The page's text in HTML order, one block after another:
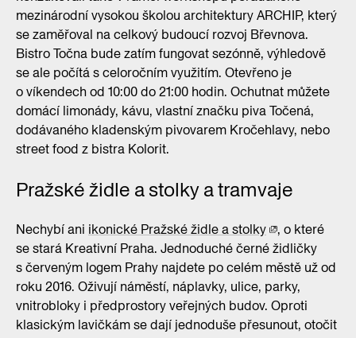
mezinárodní vysokou školou architektury ARCHIP, který
se zaměřoval na celkový budoucí rozvoj Břevnova.
Bistro Točna bude zatím fungovat sezónně, výhledově
se ale počítá s celoročním využitím. Otevřeno je
o víkendech od 10:00 do 21:00 hodin. Ochutnat můžete
domácí limonády, kávu, vlastní značku piva Točená,
dodávaného kladenským pivovarem Kročehlavy, nebo
street food z bistra Kolorit.
Pražské židle a stolky a tramvaje
Nechybí ani ikonické Pražské židle a stolky
, o které
se stará Kreativní Praha. Jednoduché černé židličky
s červeným logem Prahy najdete po celém městě už od
roku 2016. Oživují náměstí, náplavky, ulice, parky,
vnitrobloky i předprostory veřejných budov. Oproti
klasickým lavičkám se dají jednoduše přesunout, otočit